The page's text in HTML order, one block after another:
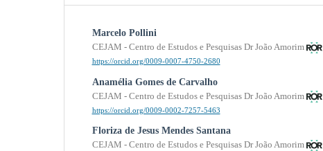
Marcelo Pollini
CEJAM - Centro de Estudos e Pesquisas Dr João Amorim
https://orcid.org/0009-0007-4750-2680
Anamélia Gomes de Carvalho
CEJAM - Centro de Estudos e Pesquisas Dr João Amorim
https://orcid.org/0009-0002-7257-5463
Floriza de Jesus Mendes Santana
CEJAM - Centro de Estudos e Pesquisas Dr João Amorim